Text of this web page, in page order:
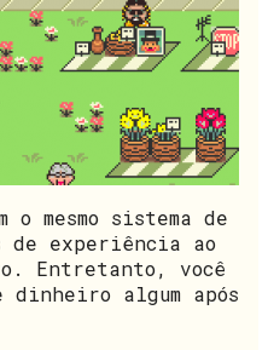
o mesmo sistema de
de experiência ao
Entretanto, você
dinheiro algum após